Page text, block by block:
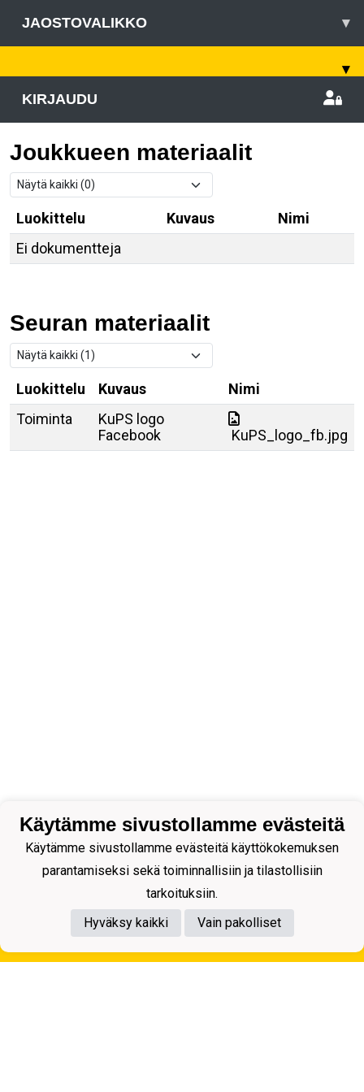
JAOSTOVALIKKO ▾
▾
KIRJAUDU
Joukkueen materiaalit
Luokittelu Kuvaus
Nimi
Ei dokumentteja
Seuran materiaalit
Luokittelu Kuvaus
Nimi
Toiminta
KuPS logo
Facebook
KuPS_logo_fb.jpg
Tietosuojaseloste
Käytämme sivustollamme evästeitä
Käytämme sivustollamme evästeitä käyttökokemuksen
parantamiseksi sekä toiminnallisiin ja tilastollisiin
tarkoituksiin.
Hyväksy kaikki
Vain pakolliset